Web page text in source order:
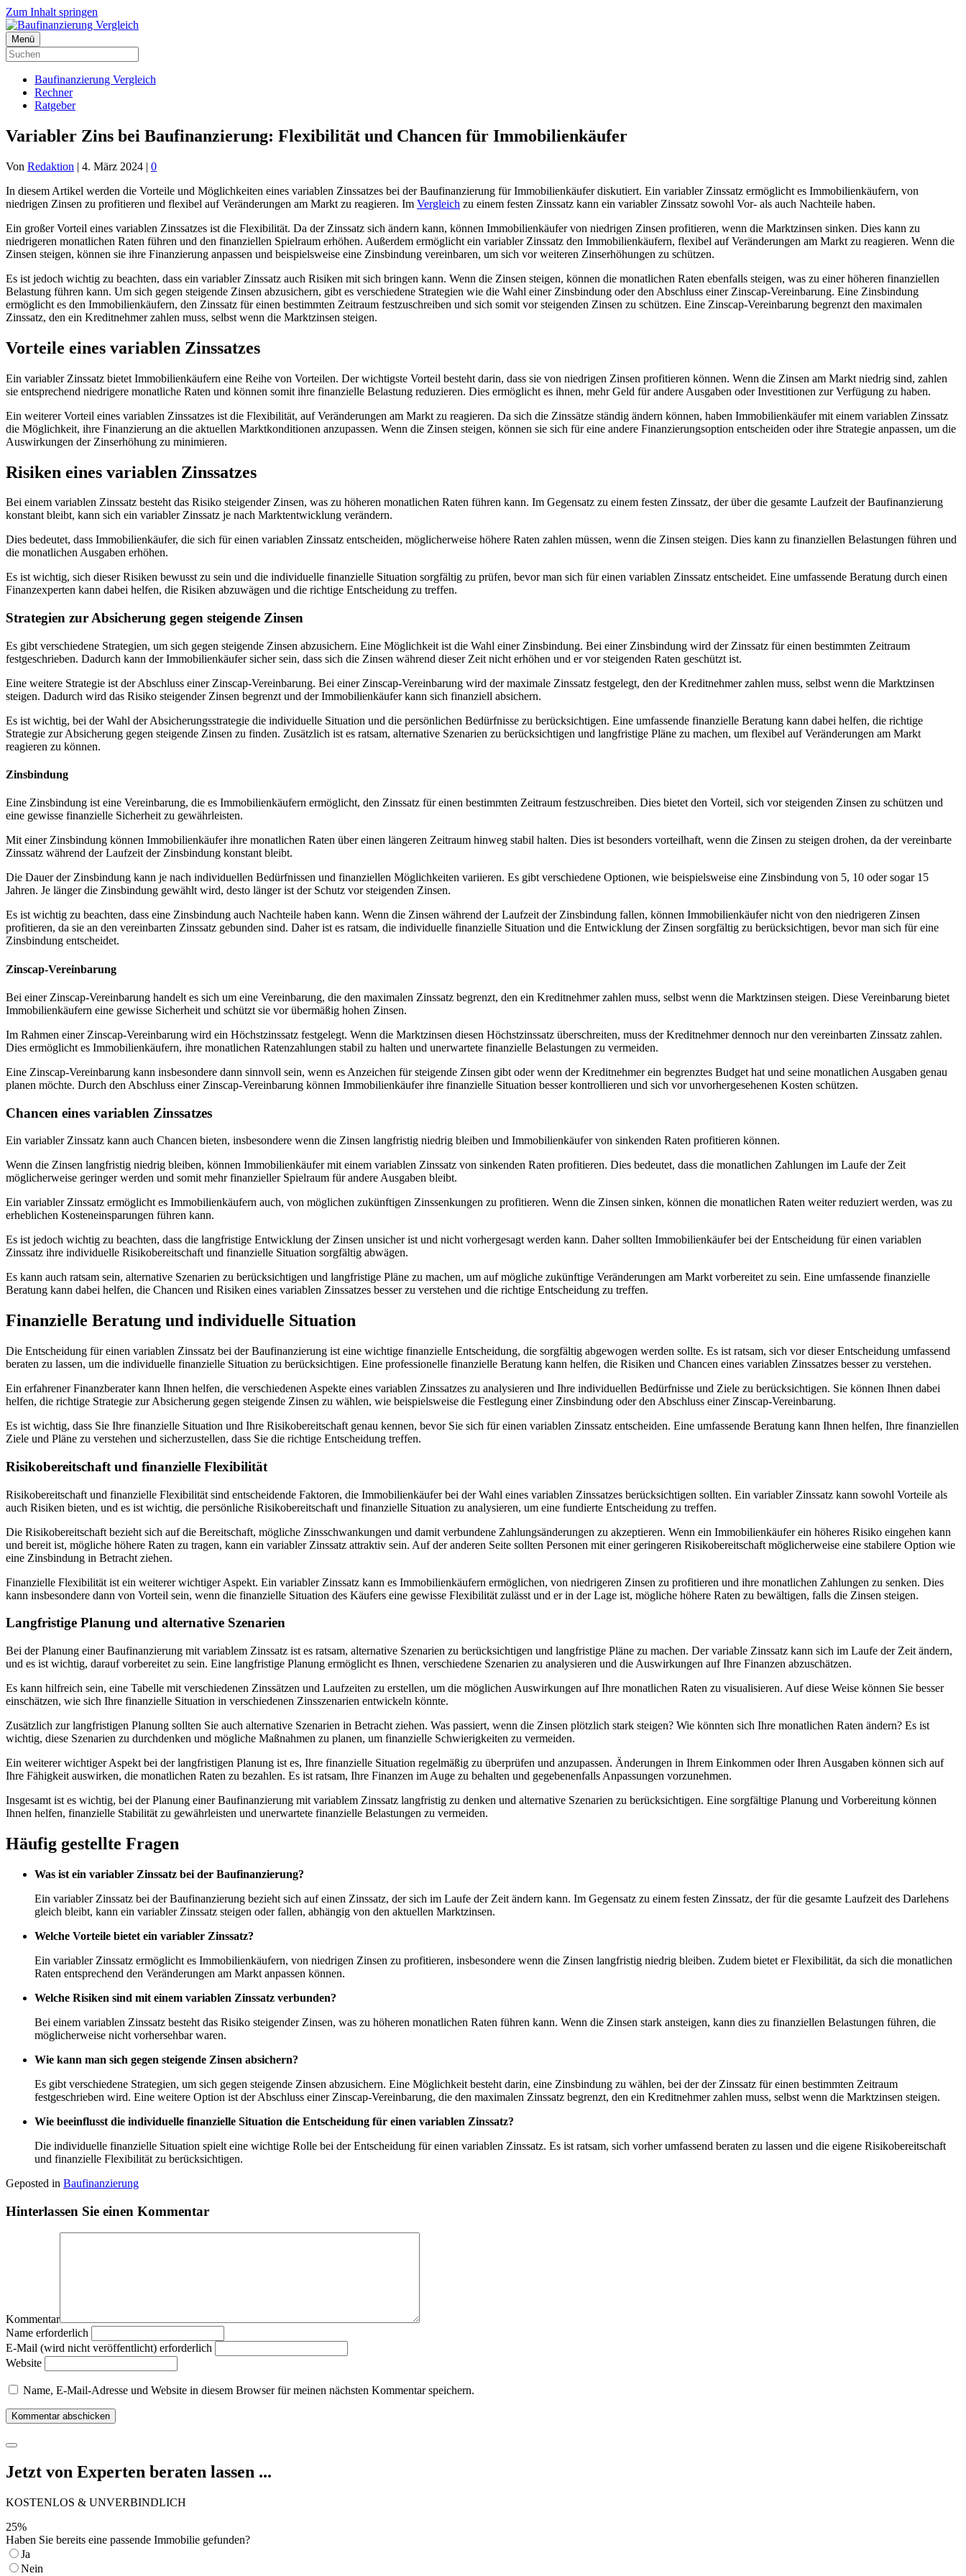
Zum Inhalt springen
Menü
Baufinanzierung Vergleich
Rechner
Ratgeber
Variabler Zins bei Baufinanzierung: Flexibilität und Chancen für Immobilienkäufer
Von Redaktion | 4. März 2024 | 0
In diesem Artikel werden die Vorteile und Möglichkeiten eines variablen Zinssatzes bei der Baufinanzierung für Immobilienkäufer diskutiert. Ein variabler Zinssatz ermöglicht es Immobilienkäufern, von
niedrigen Zinsen zu profitieren und flexibel auf Veränderungen am Markt zu reagieren. Im Vergleich zu einem festen Zinssatz kann ein variabler Zinssatz sowohl Vor- als auch Nachteile haben.
Ein großer Vorteil eines variablen Zinssatzes ist die Flexibilität. Da der Zinssatz sich ändern kann, können Immobilienkäufer von niedrigen Zinsen profitieren, wenn die Marktzinsen sinken. Dies kann zu
niedrigeren monatlichen Raten führen und den finanziellen Spielraum erhöhen. Außerdem ermöglicht ein variabler Zinssatz den Immobilienkäufern, flexibel auf Veränderungen am Markt zu reagieren. Wenn die
Zinsen steigen, können sie ihre Finanzierung anpassen und beispielsweise eine Zinsbindung vereinbaren, um sich vor weiteren Zinserhöhungen zu schützen.
Es ist jedoch wichtig zu beachten, dass ein variabler Zinssatz auch Risiken mit sich bringen kann. Wenn die Zinsen steigen, können die monatlichen Raten ebenfalls steigen, was zu einer höheren finanziellen
Belastung führen kann. Um sich gegen steigende Zinsen abzusichern, gibt es verschiedene Strategien wie die Wahl einer Zinsbindung oder den Abschluss einer Zinscap-Vereinbarung. Eine Zinsbindung
ermöglicht es den Immobilienkäufern, den Zinssatz für einen bestimmten Zeitraum festzuschreiben und sich somit vor steigenden Zinsen zu schützen. Eine Zinscap-Vereinbarung begrenzt den maximalen
Zinssatz, den ein Kreditnehmer zahlen muss, selbst wenn die Marktzinsen steigen.
Vorteile eines variablen Zinssatzes
Ein variabler Zinssatz bietet Immobilienkäufern eine Reihe von Vorteilen. Der wichtigste Vorteil besteht darin, dass sie von niedrigen Zinsen profitieren können. Wenn die Zinsen am Markt niedrig sind, zahlen
sie entsprechend niedrigere monatliche Raten und können somit ihre finanzielle Belastung reduzieren. Dies ermöglicht es ihnen, mehr Geld für andere Ausgaben oder Investitionen zur Verfügung zu haben.
Ein weiterer Vorteil eines variablen Zinssatzes ist die Flexibilität, auf Veränderungen am Markt zu reagieren. Da sich die Zinssätze ständig ändern können, haben Immobilienkäufer mit einem variablen Zinssatz
die Möglichkeit, ihre Finanzierung an die aktuellen Marktkonditionen anzupassen. Wenn die Zinsen steigen, können sie sich für eine andere Finanzierungsoption entscheiden oder ihre Strategie anpassen, um die
Auswirkungen der Zinserhöhung zu minimieren.
Risiken eines variablen Zinssatzes
Bei einem variablen Zinssatz besteht das Risiko steigender Zinsen, was zu höheren monatlichen Raten führen kann. Im Gegensatz zu einem festen Zinssatz, der über die gesamte Laufzeit der Baufinanzierung
konstant bleibt, kann sich ein variabler Zinssatz je nach Marktentwicklung verändern.
Dies bedeutet, dass Immobilienkäufer, die sich für einen variablen Zinssatz entscheiden, möglicherweise höhere Raten zahlen müssen, wenn die Zinsen steigen. Dies kann zu finanziellen Belastungen führen und
die monatlichen Ausgaben erhöhen.
Es ist wichtig, sich dieser Risiken bewusst zu sein und die individuelle finanzielle Situation sorgfältig zu prüfen, bevor man sich für einen variablen Zinssatz entscheidet. Eine umfassende Beratung durch einen
Finanzexperten kann dabei helfen, die Risiken abzuwägen und die richtige Entscheidung zu treffen.
Strategien zur Absicherung gegen steigende Zinsen
Es gibt verschiedene Strategien, um sich gegen steigende Zinsen abzusichern. Eine Möglichkeit ist die Wahl einer Zinsbindung. Bei einer Zinsbindung wird der Zinssatz für einen bestimmten Zeitraum
festgeschrieben. Dadurch kann der Immobilienkäufer sicher sein, dass sich die Zinsen während dieser Zeit nicht erhöhen und er vor steigenden Raten geschützt ist.
Eine weitere Strategie ist der Abschluss einer Zinscap-Vereinbarung. Bei einer Zinscap-Vereinbarung wird der maximale Zinssatz festgelegt, den der Kreditnehmer zahlen muss, selbst wenn die Marktzinsen
steigen. Dadurch wird das Risiko steigender Zinsen begrenzt und der Immobilienkäufer kann sich finanziell absichern.
Es ist wichtig, bei der Wahl der Absicherungsstrategie die individuelle Situation und die persönlichen Bedürfnisse zu berücksichtigen. Eine umfassende finanzielle Beratung kann dabei helfen, die richtige
Strategie zur Absicherung gegen steigende Zinsen zu finden. Zusätzlich ist es ratsam, alternative Szenarien zu berücksichtigen und langfristige Pläne zu machen, um flexibel auf Veränderungen am Markt
reagieren zu können.
Zinsbindung
Eine Zinsbindung ist eine Vereinbarung, die es Immobilienkäufern ermöglicht, den Zinssatz für einen bestimmten Zeitraum festzuschreiben. Dies bietet den Vorteil, sich vor steigenden Zinsen zu schützen und
eine gewisse finanzielle Sicherheit zu gewährleisten.
Mit einer Zinsbindung können Immobilienkäufer ihre monatlichen Raten über einen längeren Zeitraum hinweg stabil halten. Dies ist besonders vorteilhaft, wenn die Zinsen zu steigen drohen, da der vereinbarte
Zinssatz während der Laufzeit der Zinsbindung konstant bleibt.
Die Dauer der Zinsbindung kann je nach individuellen Bedürfnissen und finanziellen Möglichkeiten variieren. Es gibt verschiedene Optionen, wie beispielsweise eine Zinsbindung von 5, 10 oder sogar 15
Jahren. Je länger die Zinsbindung gewählt wird, desto länger ist der Schutz vor steigenden Zinsen.
Es ist wichtig zu beachten, dass eine Zinsbindung auch Nachteile haben kann. Wenn die Zinsen während der Laufzeit der Zinsbindung fallen, können Immobilienkäufer nicht von den niedrigeren Zinsen
profitieren, da sie an den vereinbarten Zinssatz gebunden sind. Daher ist es ratsam, die individuelle finanzielle Situation und die Entwicklung der Zinsen sorgfältig zu berücksichtigen, bevor man sich für eine
Zinsbindung entscheidet.
Zinscap-Vereinbarung
Bei einer Zinscap-Vereinbarung handelt es sich um eine Vereinbarung, die den maximalen Zinssatz begrenzt, den ein Kreditnehmer zahlen muss, selbst wenn die Marktzinsen steigen. Diese Vereinbarung bietet
Immobilienkäufern eine gewisse Sicherheit und schützt sie vor übermäßig hohen Zinsen.
Im Rahmen einer Zinscap-Vereinbarung wird ein Höchstzinssatz festgelegt. Wenn die Marktzinsen diesen Höchstzinssatz überschreiten, muss der Kreditnehmer dennoch nur den vereinbarten Zinssatz zahlen.
Dies ermöglicht es Immobilienkäufern, ihre monatlichen Ratenzahlungen stabil zu halten und unerwartete finanzielle Belastungen zu vermeiden.
Eine Zinscap-Vereinbarung kann insbesondere dann sinnvoll sein, wenn es Anzeichen für steigende Zinsen gibt oder wenn der Kreditnehmer ein begrenztes Budget hat und seine monatlichen Ausgaben genau
planen möchte. Durch den Abschluss einer Zinscap-Vereinbarung können Immobilienkäufer ihre finanzielle Situation besser kontrollieren und sich vor unvorhergesehenen Kosten schützen.
Chancen eines variablen Zinssatzes
Ein variabler Zinssatz kann auch Chancen bieten, insbesondere wenn die Zinsen langfristig niedrig bleiben und Immobilienkäufer von sinkenden Raten profitieren können.
Wenn die Zinsen langfristig niedrig bleiben, können Immobilienkäufer mit einem variablen Zinssatz von sinkenden Raten profitieren. Dies bedeutet, dass die monatlichen Zahlungen im Laufe der Zeit
möglicherweise geringer werden und somit mehr finanzieller Spielraum für andere Ausgaben bleibt.
Ein variabler Zinssatz ermöglicht es Immobilienkäufern auch, von möglichen zukünftigen Zinssenkungen zu profitieren. Wenn die Zinsen sinken, können die monatlichen Raten weiter reduziert werden, was zu
erheblichen Kosteneinsparungen führen kann.
Es ist jedoch wichtig zu beachten, dass die langfristige Entwicklung der Zinsen unsicher ist und nicht vorhergesagt werden kann. Daher sollten Immobilienkäufer bei der Entscheidung für einen variablen
Zinssatz ihre individuelle Risikobereitschaft und finanzielle Situation sorgfältig abwägen.
Es kann auch ratsam sein, alternative Szenarien zu berücksichtigen und langfristige Pläne zu machen, um auf mögliche zukünftige Veränderungen am Markt vorbereitet zu sein. Eine umfassende finanzielle
Beratung kann dabei helfen, die Chancen und Risiken eines variablen Zinssatzes besser zu verstehen und die richtige Entscheidung zu treffen.
Finanzielle Beratung und individuelle Situation
Die Entscheidung für einen variablen Zinssatz bei der Baufinanzierung ist eine wichtige finanzielle Entscheidung, die sorgfältig abgewogen werden sollte. Es ist ratsam, sich vor dieser Entscheidung umfassend
beraten zu lassen, um die individuelle finanzielle Situation zu berücksichtigen. Eine professionelle finanzielle Beratung kann helfen, die Risiken und Chancen eines variablen Zinssatzes besser zu verstehen.
Ein erfahrener Finanzberater kann Ihnen helfen, die verschiedenen Aspekte eines variablen Zinssatzes zu analysieren und Ihre individuellen Bedürfnisse und Ziele zu berücksichtigen. Sie können Ihnen dabei
helfen, die richtige Strategie zur Absicherung gegen steigende Zinsen zu wählen, wie beispielsweise die Festlegung einer Zinsbindung oder den Abschluss einer Zinscap-Vereinbarung.
Es ist wichtig, dass Sie Ihre finanzielle Situation und Ihre Risikobereitschaft genau kennen, bevor Sie sich für einen variablen Zinssatz entscheiden. Eine umfassende Beratung kann Ihnen helfen, Ihre finanziellen
Ziele und Pläne zu verstehen und sicherzustellen, dass Sie die richtige Entscheidung treffen.
Risikobereitschaft und finanzielle Flexibilität
Risikobereitschaft und finanzielle Flexibilität sind entscheidende Faktoren, die Immobilienkäufer bei der Wahl eines variablen Zinssatzes berücksichtigen sollten. Ein variabler Zinssatz kann sowohl Vorteile als
auch Risiken bieten, und es ist wichtig, die persönliche Risikobereitschaft und finanzielle Situation zu analysieren, um eine fundierte Entscheidung zu treffen.
Die Risikobereitschaft bezieht sich auf die Bereitschaft, mögliche Zinsschwankungen und damit verbundene Zahlungsänderungen zu akzeptieren. Wenn ein Immobilienkäufer ein höheres Risiko eingehen kann
und bereit ist, mögliche höhere Raten zu tragen, kann ein variabler Zinssatz attraktiv sein. Auf der anderen Seite sollten Personen mit einer geringeren Risikobereitschaft möglicherweise eine stabilere Option wie
eine Zinsbindung in Betracht ziehen.
Finanzielle Flexibilität ist ein weiterer wichtiger Aspekt. Ein variabler Zinssatz kann es Immobilienkäufern ermöglichen, von niedrigeren Zinsen zu profitieren und ihre monatlichen Zahlungen zu senken. Dies
kann insbesondere dann von Vorteil sein, wenn die finanzielle Situation des Käufers eine gewisse Flexibilität zulässt und er in der Lage ist, mögliche höhere Raten zu bewältigen, falls die Zinsen steigen.
Langfristige Planung und alternative Szenarien
Bei der Planung einer Baufinanzierung mit variablem Zinssatz ist es ratsam, alternative Szenarien zu berücksichtigen und langfristige Pläne zu machen. Der variable Zinssatz kann sich im Laufe der Zeit ändern,
und es ist wichtig, darauf vorbereitet zu sein. Eine langfristige Planung ermöglicht es Ihnen, verschiedene Szenarien zu analysieren und die Auswirkungen auf Ihre Finanzen abzuschätzen.
Es kann hilfreich sein, eine Tabelle mit verschiedenen Zinssätzen und Laufzeiten zu erstellen, um die möglichen Auswirkungen auf Ihre monatlichen Raten zu visualisieren. Auf diese Weise können Sie besser
einschätzen, wie sich Ihre finanzielle Situation in verschiedenen Zinsszenarien entwickeln könnte.
Zusätzlich zur langfristigen Planung sollten Sie auch alternative Szenarien in Betracht ziehen. Was passiert, wenn die Zinsen plötzlich stark steigen? Wie könnten sich Ihre monatlichen Raten ändern? Es ist
wichtig, diese Szenarien zu durchdenken und mögliche Maßnahmen zu planen, um finanzielle Schwierigkeiten zu vermeiden.
Ein weiterer wichtiger Aspekt bei der langfristigen Planung ist es, Ihre finanzielle Situation regelmäßig zu überprüfen und anzupassen. Änderungen in Ihrem Einkommen oder Ihren Ausgaben können sich auf
Ihre Fähigkeit auswirken, die monatlichen Raten zu bezahlen. Es ist ratsam, Ihre Finanzen im Auge zu behalten und gegebenenfalls Anpassungen vorzunehmen.
Insgesamt ist es wichtig, bei der Planung einer Baufinanzierung mit variablem Zinssatz langfristig zu denken und alternative Szenarien zu berücksichtigen. Eine sorgfältige Planung und Vorbereitung können
Ihnen helfen, finanzielle Stabilität zu gewährleisten und unerwartete finanzielle Belastungen zu vermeiden.
Häufig gestellte Fragen
Was ist ein variabler Zinssatz bei der Baufinanzierung?
Ein variabler Zinssatz bei der Baufinanzierung bezieht sich auf einen Zinssatz, der sich im Laufe der Zeit ändern kann. Im Gegensatz zu einem festen Zinssatz, der für die gesamte Laufzeit des Darlehens
gleich bleibt, kann ein variabler Zinssatz steigen oder fallen, abhängig von den aktuellen Marktzinsen.
Welche Vorteile bietet ein variabler Zinssatz?
Ein variabler Zinssatz ermöglicht es Immobilienkäufern, von niedrigen Zinsen zu profitieren, insbesondere wenn die Zinsen langfristig niedrig bleiben. Zudem bietet er Flexibilität, da sich die monatlichen
Raten entsprechend den Veränderungen am Markt anpassen können.
Welche Risiken sind mit einem variablen Zinssatz verbunden?
Bei einem variablen Zinssatz besteht das Risiko steigender Zinsen, was zu höheren monatlichen Raten führen kann. Wenn die Zinsen stark ansteigen, kann dies zu finanziellen Belastungen führen, die
möglicherweise nicht vorhersehbar waren.
Wie kann man sich gegen steigende Zinsen absichern?
Es gibt verschiedene Strategien, um sich gegen steigende Zinsen abzusichern. Eine Möglichkeit besteht darin, eine Zinsbindung zu wählen, bei der der Zinssatz für einen bestimmten Zeitraum
festgeschrieben wird. Eine weitere Option ist der Abschluss einer Zinscap-Vereinbarung, die den maximalen Zinssatz begrenzt, den ein Kreditnehmer zahlen muss, selbst wenn die Marktzinsen steigen.
Wie beeinflusst die individuelle finanzielle Situation die Entscheidung für einen variablen Zinssatz?
Die individuelle finanzielle Situation spielt eine wichtige Rolle bei der Entscheidung für einen variablen Zinssatz. Es ist ratsam, sich vorher umfassend beraten zu lassen und die eigene Risikobereitschaft
und finanzielle Flexibilität zu berücksichtigen.
Geposted in Baufinanzierung
Hinterlassen Sie einen Kommentar
Kommentar
Name erforderlich
E-Mail (wird nicht veröffentlicht) erforderlich
Website
Name, E-Mail-Adresse und Website in diesem Browser für meinen nächsten Kommentar speichern.
Jetzt von Experten beraten lassen ...
KOSTENLOS & UNVERBINDLICH
25%
Haben Sie bereits eine passende Immobilie gefunden?
Ja
Nein